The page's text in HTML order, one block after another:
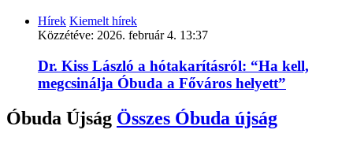
Hírek Kiemelt hírek
Közzétéve: 2026. február 4. 13:37
Dr. Kiss László a hótakarításról: “Ha kell,
megcsinálja Óbuda a Főváros helyett”
Óbuda Újság Összes Óbuda újság